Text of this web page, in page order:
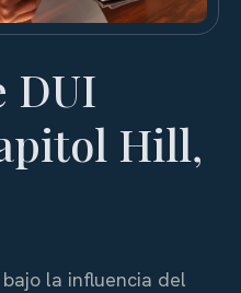
DUI
Hill,
la influencia del